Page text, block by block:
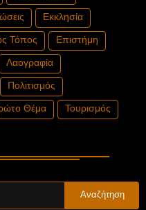
Εκκλησία
Τόπος Επιστήμη
Λαογραφία
Πολιτισμός
Θέμα Τουρισμός